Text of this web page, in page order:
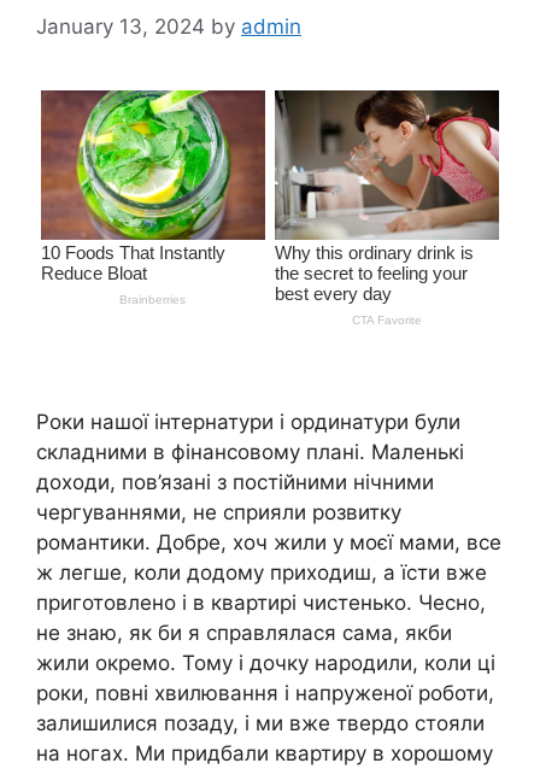
January 13, 2024 by admin
Роки нашої інтернатури і ординатури були
складними в фінансовому плані. Маленькі
доходи, пов’язані з постійними нічними
чергуваннями, не сприяли розвитку
романтики. Добре, хоч жили у моєї мами, все
ж легше, коли додому приходиш, а їсти вже
приготовлено і в квартирі чистенько. Чесно,
не знаю, як би я справлялася сама, якби
жили окремо. Тому і дочку народили, коли ці
роки, повні хвилювання і напруженої роботи,
залишилися позаду, і ми вже твердо стояли
на ногах. Ми придбали квартиру в хорошому